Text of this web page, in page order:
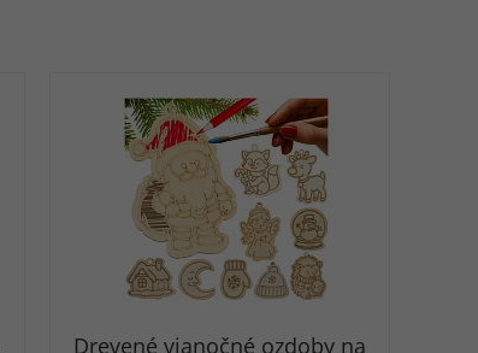
Drevené vianočné ozdoby na